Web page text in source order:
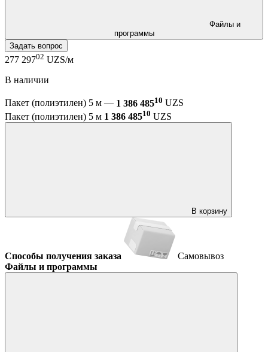
программы
Задать вопрос
277 29702 UZS/м
В наличии
Пакет (полиэтилен) 5 м — 1 386 48510 UZS
Пакет (полиэтилен) 5 м 1 386 48510 UZS
В корзину
Способы получения заказа
Самовывоз
Файлы и программы